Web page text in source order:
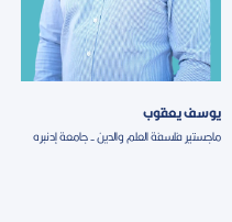
يوسف يعقوب
ماجستير فلسفة العلم والدين - جامعة إدنبره